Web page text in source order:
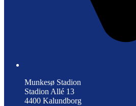
Munkesø Stadion
Stadion Allé 13
4400 Kalundborg